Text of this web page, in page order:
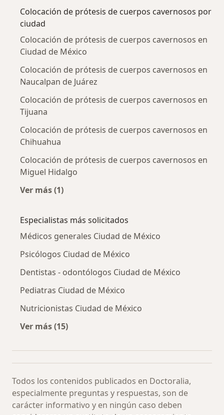
Colocación de prótesis de cuerpos cavernosos por
ciudad
Colocación de prótesis de cuerpos cavernosos en
Ciudad de México
Colocación de prótesis de cuerpos cavernosos en
Naucalpan de Juárez
Colocación de prótesis de cuerpos cavernosos en
Tijuana
Colocación de prótesis de cuerpos cavernosos en
Chihuahua
Colocación de prótesis de cuerpos cavernosos en
Miguel Hidalgo
Ver más (1)
Especialistas más solicitados
Médicos generales Ciudad de México
Psicólogos Ciudad de México
Dentistas - odontólogos Ciudad de México
Pediatras Ciudad de México
Nutricionistas Ciudad de México
Ver más (15)
Todos los contenidos publicados en Doctoralia,
especialmente preguntas y respuestas, son de
carácter informativo y en ningún caso deben